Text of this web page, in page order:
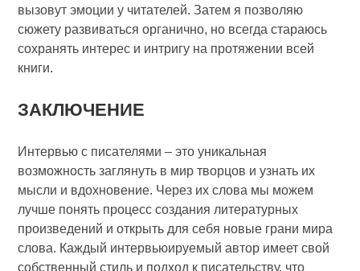
вызовут эмоции у читателей. Затем я позволяю
сюжету развиваться органично, но всегда стараюсь
сохранять интерес и интригу на протяжении всей
книги.
ЗАКЛЮЧЕНИЕ
Интервью с писателями – это уникальная
возможность заглянуть в мир творцов и узнать их
мысли и вдохновение. Через их слова мы можем
лучше понять процесс создания литературных
произведений и открыть для себя новые грани мира
слова. Каждый интервьюируемый автор имеет свой
собственный стиль и подход к писательству, что